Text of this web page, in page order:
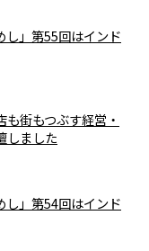
し」第55回はインド
街もつぶす経営・
しました
し」第54回はインド